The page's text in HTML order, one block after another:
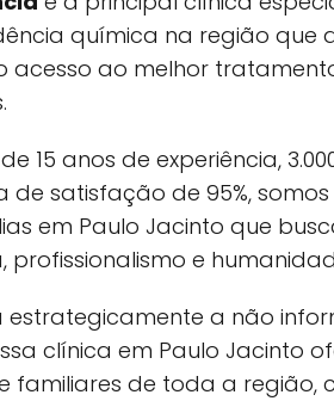
química na região que
acesso ao melhor
15 anos de experiência,
de satisfação de 95%,
em Paulo Jacinto que
profissionalismo e
estrategicamente a não
clínica em Paulo Jacinto
familiares de toda a região,